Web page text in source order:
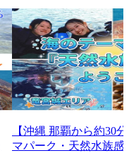
【沖縄 那覇から約30
マパーク・天然水族感